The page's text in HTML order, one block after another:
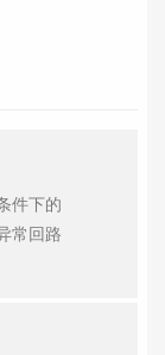
件下的
常回路